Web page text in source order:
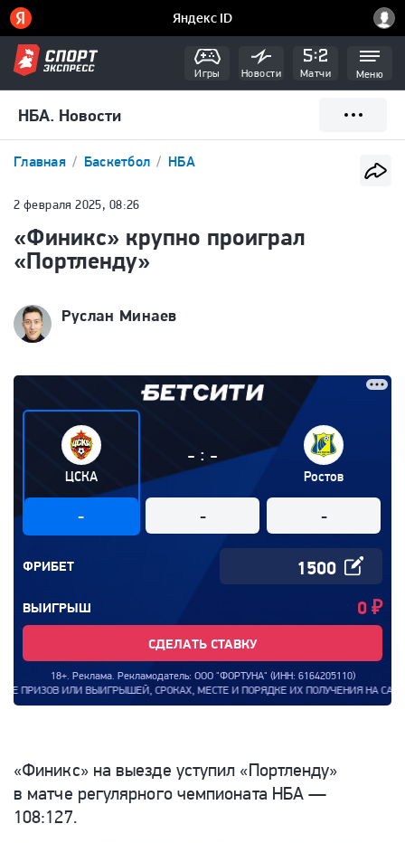
Игры Новости Матчи Меню
НБА. Новости
Главная Баскетбол НБА
2 февраля 2025, 08:26
«Финикс» крупно проиграл
«Портленду»
Руслан Минаев
ЦСКА
-
- : -
-
Ростов
-
ФРИБЕТ
ВЫИГРЫШ 0 ₽
СДЕЛАТЬ СТАВКУ
18+. Реклама. Рекламодатель: ООО "ФОРТУНА" (ИНН: 6164205110)
ВЫИГРЫШЕЙ, СРОКАХ, МЕСТЕ И ПОРЯДКЕ ИХ ПОЛУЧЕНИЯ
«Финикс» на выезде уступил «Портленду»
в матче регулярного чемпионата НБА —
108:127.